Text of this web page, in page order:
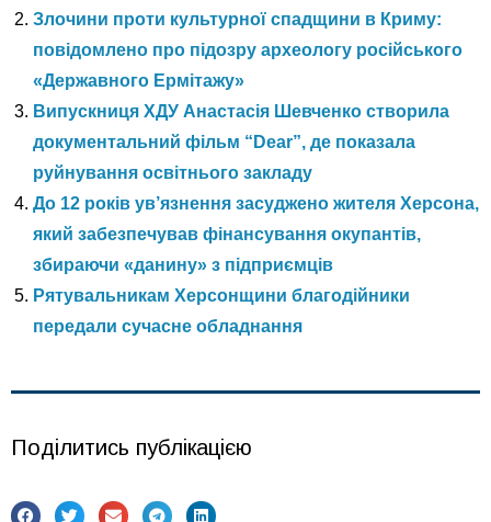
Злочини проти культурної спадщини в Криму:
повідомлено про підозру археологу російського
«Державного Ермітажу»
Випускниця ХДУ Анастасія Шевченко створила
документальний фільм “Dear”, де показала
руйнування освітнього закладу
До 12 років ув’язнення засуджено жителя Херсона,
який забезпечував фінансування окупантів,
збираючи «данину» з підприємців
Рятувальникам Херсонщини благодійники
передали сучасне обладнання
Поділитись публікацією